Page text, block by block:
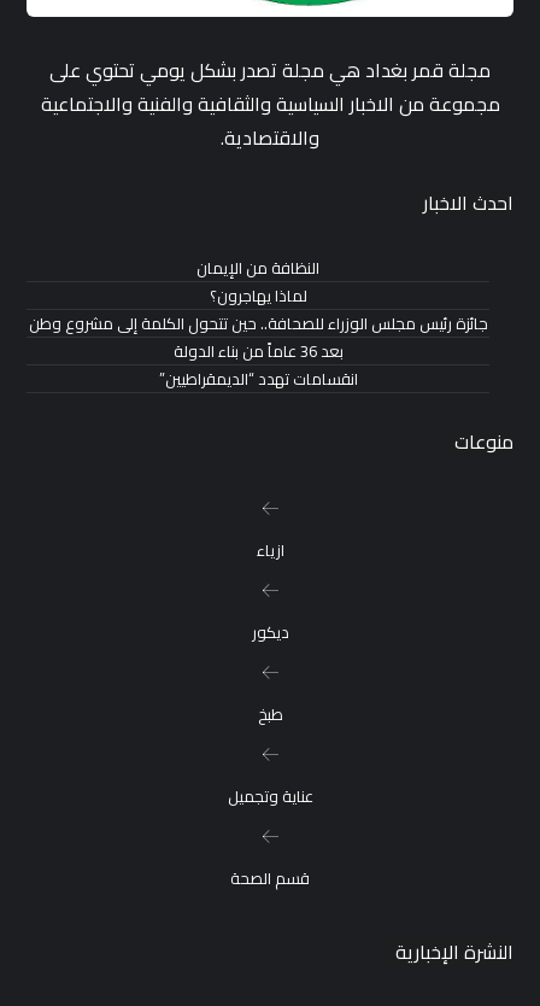
مجلة قمر بغداد هي مجلة تصدر بشكل يومي تحتوي على
مجموعة من الاخبار السياسية والثقافية والفنية والاجتماعية
والاقتصادية.
احدث الاخبار
النظافة من الإيمان
لماذا يهاجرون؟
جائزة رئيس مجلس الوزراء للصحافة.. حين تتحول الكلمة إلى مشروع وطن
بعد 36 عاماً من بناء الدولة
انقسامات تهدد “الديمقراطيين”
منوعات
ازياء
ديكور
طبخ
عناية وتجميل
قسم الصحة
النشرة الإخبارية